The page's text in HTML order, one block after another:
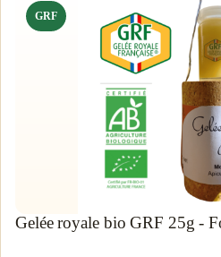
GRF
Gelée royale bio GRF 25g -